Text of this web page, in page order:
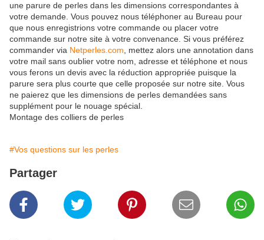
une parure de perles dans les dimensions correspondantes à
votre demande. Vous pouvez nous téléphoner au Bureau pour
que nous enregistrions votre commande ou placer votre
commande sur notre site à votre convenance. Si vous préférez
commander via Netperles.com , mettez alors une annotation dans
votre mail sans oublier votre nom, adresse et téléphone et nous
vous ferons un devis avec la réduction appropriée puisque la
parure sera plus courte que celle proposée sur notre site. Vous
ne paierez que les dimensions de perles demandées sans
supplément pour le nouage spécial.
Montage des colliers de perles
#Vos questions sur les perles
Partager